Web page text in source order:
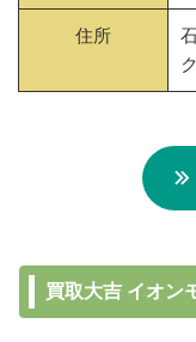
住所
買取大吉 イオン